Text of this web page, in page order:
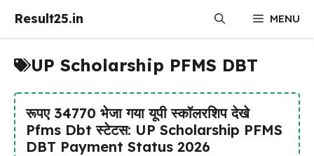
Result25.in MENU
UP Scholarship PFMS DBT
रूपए 34770 भेजा गया यूपी स्कॉलरशिप देखे
Pfms Dbt स्टेटस: UP Scholarship PFMS
DBT Payment Status 2026